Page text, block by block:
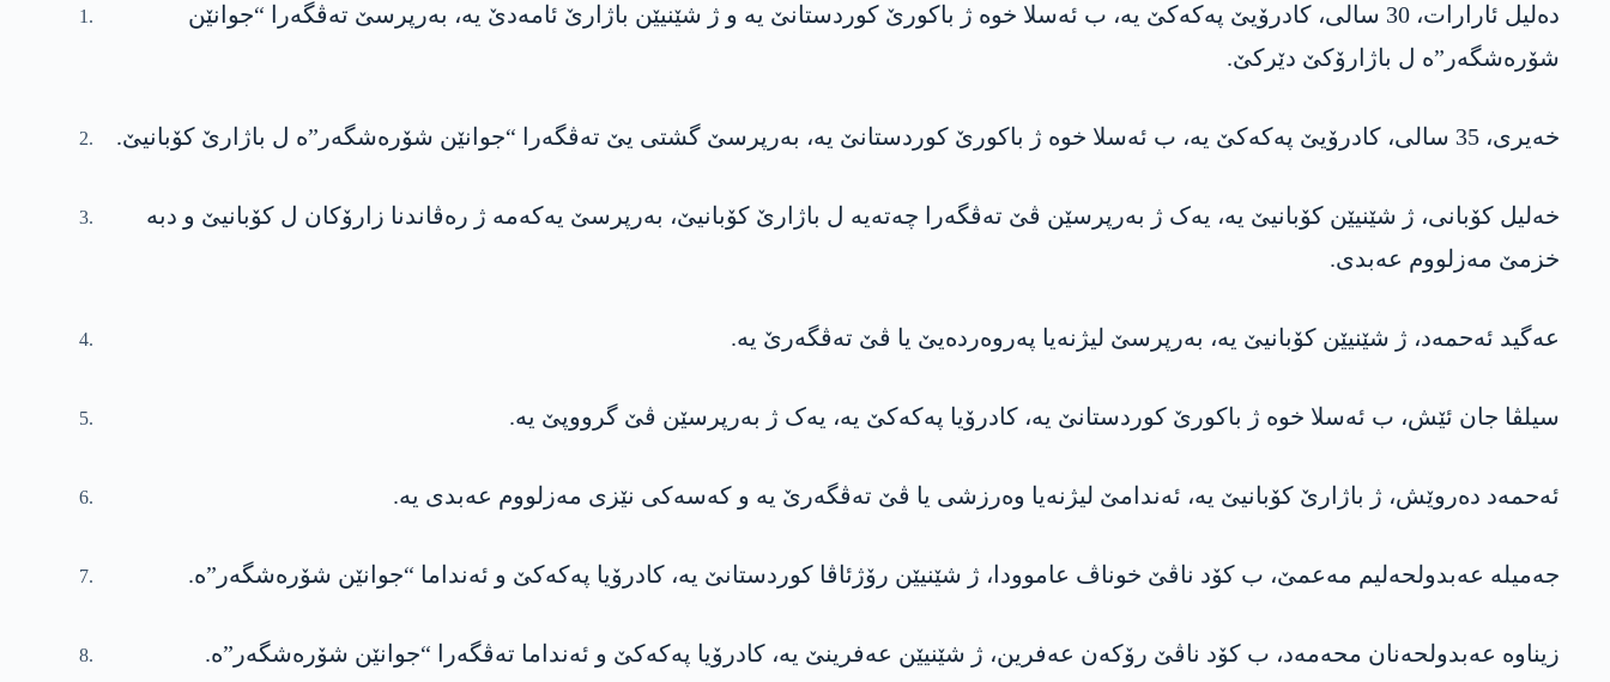
دەلیل ئارارات، 30 سالی، کادرۆیێ پەکەکێ یە، ب ئەسلا خوە ژ باکورێ کوردستانێ یە و ژ شێنیێن باژارێ ئامەدێ یە، بەرپرسێ تەڤگەرا “جوانێن
شۆرەشگەر”ە ل باژارۆکێ دێرکێ.
خەیری، 35 سالی، کادرۆیێ پەکەکێ یە، ب ئەسلا خوە ژ باکورێ کوردستانێ یە، بەرپرسێ گشتی یێ تەڤگەرا “جوانێن شۆرەشگەر”ە ل باژارێ کۆبانیێ.
خەلیل کۆبانی، ژ شێنیێن کۆبانیێ یە، یەک ژ بەرپرسێن ڤێ تەڤگەرا چەتەیە ل باژارێ کۆبانیێ، بەرپرسێ یەکەمە ژ رەڤاندنا زارۆکان ل کۆبانیێ و دبە
خزمێ مەزلووم عەبدی.
عەگید ئەحمەد، ژ شێنیێن کۆبانیێ یە، بەرپرسێ لیژنەیا پەروەردەیێ یا ڤێ تەڤگەرێ یە.
سیلڤا جان ئێش، ب ئەسلا خوە ژ باکورێ کوردستانێ یە، کادرۆیا پەکەکێ یە، یەک ژ بەرپرسێن ڤێ گرووپێ یە.
ئەحمەد دەروێش، ژ باژارێ کۆبانیێ یە، ئەندامێ لیژنەیا وەرزشی یا ڤێ تەڤگەرێ یە و کەسەکی نێزی مەزلووم عەبدی یە.
جەمیلە عەبدولحەلیم مەعمێ، ب کۆد ناڤێ خوناڤ عاموودا، ژ شێنیێن رۆژئاڤا کوردستانێ یە، کادرۆیا پەکەکێ و ئەنداما “جوانێن شۆرەشگەر”ە.
زیناوە عەبدولحەنان محەمەد، ب کۆد ناڤێ رۆکەن عەفرین، ژ شێنیێن عەفرینێ یە، کادرۆیا پەکەکێ و ئەنداما تەڤگەرا “جوانێن شۆرەشگەر”ە.